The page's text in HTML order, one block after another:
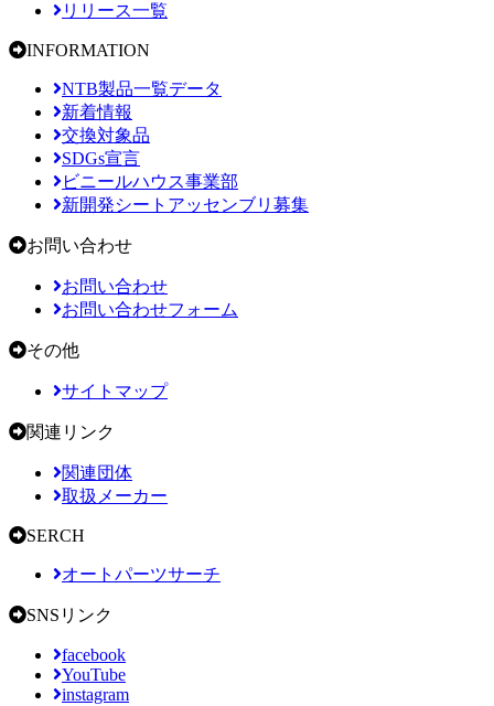
リリース一覧
INFORMATION
NTB製品一覧データ
新着情報
交換対象品
SDGs宣言
ビニールハウス事業部
新開発シートアッセンブリ募集
お問い合わせ
お問い合わせ
お問い合わせフォーム
その他
サイトマップ
関連リンク
関連団体
取扱メーカー
SERCH
オートパーツサーチ
SNSリンク
facebook
YouTube
instagram